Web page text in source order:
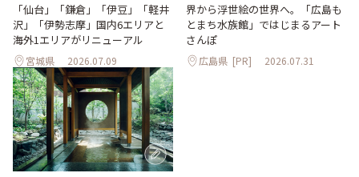
「仙台」「鎌倉」「伊豆」「軽井
沢」「伊勢志摩」国内6エリアと
海外1エリアがリニューアル
宮城県 2026.07.09
界から浮世絵の世界へ。「広島も
とまち水族館」ではじまるアート
さんぽ
広島県 [PR] 2026.07.31